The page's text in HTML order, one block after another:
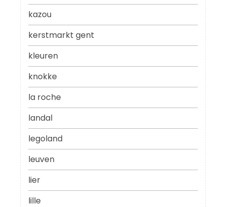
kazou
kerstmarkt gent
kleuren
knokke
la roche
landal
legoland
leuven
lier
lille